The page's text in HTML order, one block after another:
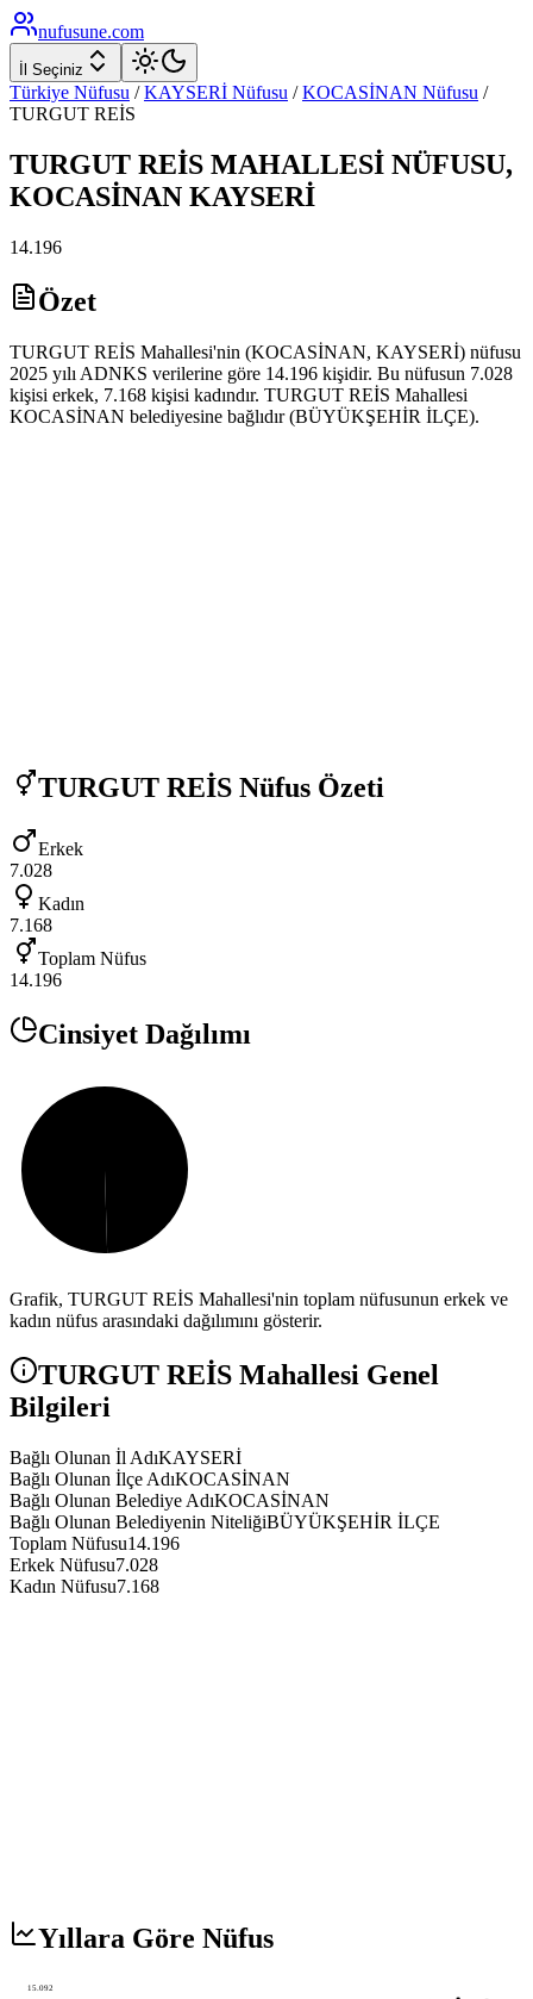
nufusune.com
İl Seçiniz
Türkiye Nüfusu / KAYSERİ Nüfusu / KOCASİNAN Nüfusu /
TURGUT REİS
TURGUT REİS MAHALLESİ NÜFUSU,
KOCASİNAN KAYSERİ
14.196
Özet
TURGUT REİS Mahallesi'nin (KOCASİNAN, KAYSERİ) nüfusu
2025 yılı ADNKS verilerine göre 14.196 kişidir. Bu nüfusun 7.028
kişisi erkek, 7.168 kişisi kadındır. TURGUT REİS Mahallesi
KOCASİNAN belediyesine bağlıdır (BÜYÜKŞEHİR İLÇE).
TURGUT REİS Nüfus Özeti
Erkek
7.028
Kadın
7.168
Toplam Nüfus
14.196
Cinsiyet Dağılımı
Grafik, TURGUT REİS Mahallesi'nin toplam nüfusunun erkek ve
kadın nüfus arasındaki dağılımını gösterir.
TURGUT REİS Mahallesi Genel
Bilgileri
Bağlı Olunan İl AdıKAYSERİ
Bağlı Olunan İlçe AdıKOCASİNAN
Bağlı Olunan Belediye AdıKOCASİNAN
Bağlı Olunan Belediyenin NiteliğiBÜYÜKŞEHİR İLÇE
Toplam Nüfusu14.196
Erkek Nüfusu7.028
Kadın Nüfusu7.168
Yıllara Göre Nüfus
15.092